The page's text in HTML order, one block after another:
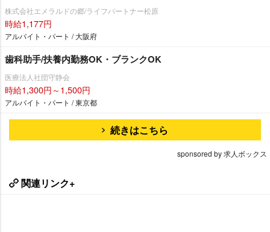
株式会社エメラルドの郷/ライフパートナー松原
時給1,177円
アルバイト・パート / 大阪府
歯科助手/扶養内勤務OK・ブランクOK
医療法人社団守静会
時給1,300円～1,500円
アルバイト・パート / 東京都
続きはこちら
sponsored by 求人ボックス
関連リンク+